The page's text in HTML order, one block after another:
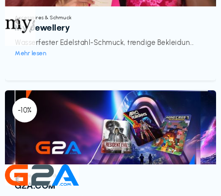
Accessoires & Schmuck
My Jewellery
Wasserfester Edelstahl-Schmuck, trendige Bekleidun...
Mehr lesen
€‎
-10%
Elektronik & Medien
G2A.COM
€‎